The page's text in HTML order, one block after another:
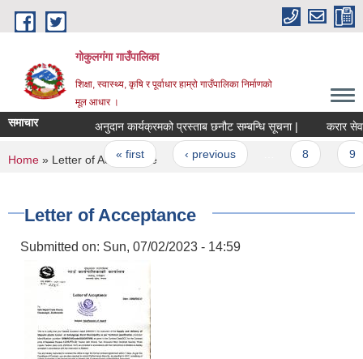
Skip to main content
गोकुलगंगा गाउँपालिका
शिक्षा, स्वास्थ्य, कृषि र पूर्वाधार हाम्रो गाउँपालिका निर्माणको
मूल आधार ।
समाचार अनुदान कार्यक्रमको प्रस्ताब छनौट सम्बन्धि सूचना | करार
Pages
« first ‹ previous
You are here
Home » Letter of Acceptance
Letter of Acceptance
Submitted on: Sun, 07/02/2023 - 14:59